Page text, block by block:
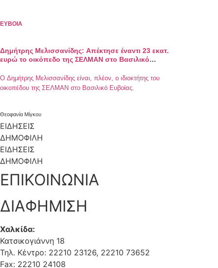
ΕΥΒΟΙΑ
Δημήτρης Μελισσανίδης: Απέκτησε έναντι 23 εκατ.
ευρώ το οικόπεδο της ΣΕΛΜΑΝ στο Βασιλικό
Ο Δημήτρης Μελισσανίδης είναι, πλέον, ο ιδιοκτήτης του
οικοπέδου της ΣΕΛΜΑΝ στο Βασιλικό Ευβοίας.
Θεοφανία Μίγκου
ΕΙΔΗΣΕΙΣ
ΔΗΜΟΦΙΛΗ
ΕΙΔΗΣΕΙΣ
ΔΗΜΟΦΙΛΗ
ΕΠΙΚΟΙΝΩΝΙΑ
ΔΙΑΦΗΜΙΣΗ
Χαλκίδα:
Κατσικογιάννη 18
Τηλ. Κέντρο: 22210 23126, 22210 73652
Fax: 22210 24108